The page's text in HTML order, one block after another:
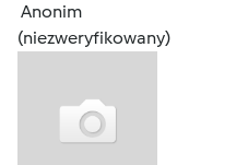
Anonim
(niezweryfikowany)